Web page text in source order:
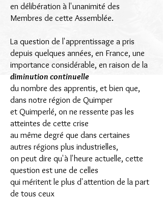
en délibération à l'unanimité des
Membres de cette Assemblée.
La question de l'apprentissage a pris
depuis quelques années, en France, une
importance considérable, en raison de la
diminution continuelle
du nombre des apprentis, et bien que,
dans notre région de Quimper
et Quimperlé, on ne ressente pas les
atteintes de cette crise
au même degré que dans certaines
autres régions plus industrielles,
on peut dire qu'à l'heure actuelle, cette
question est une de celles
qui méritent le plus d'attention de la part
de tous ceux